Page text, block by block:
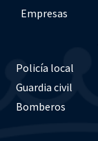
Empresas
Policía local
Guardia civil
Bomberos